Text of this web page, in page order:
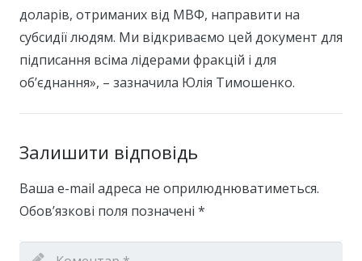
доларів, отриманих від МВФ, направити на
субсидії людям. Ми відкриваємо цей документ для
підписання всіма лідерами фракцій і для
об’єднання», – зазначила Юлія Тимошенко.
Залишити відповідь
Ваша e-mail адреса не оприлюднюватиметься.
Обов’язкові поля позначені *